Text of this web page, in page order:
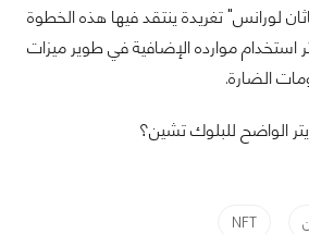
لورانس" تغريدة ينتقد فيها هذه الخطوة
استخدام موارده الإضافية في طوير ميزات
الضارة.
الواضح للبلوك تشين؟
NFT